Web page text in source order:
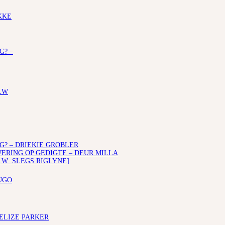
–
– DRIEKIE GROBLER
OP GEDIGTE – DEUR MILLA
:SLEGS RIGLYNE]
PARKER